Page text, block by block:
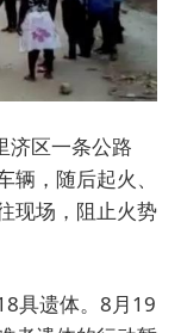
济区一条公路
，随后起火、
现场，阻止火势
具遗体。8月19